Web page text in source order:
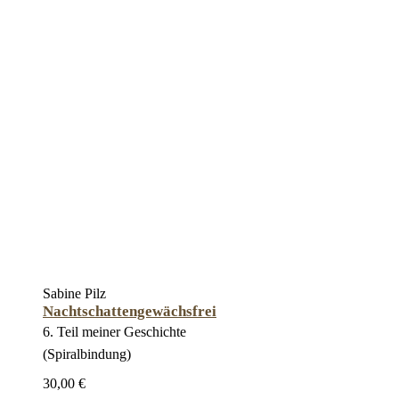
Sabine Pilz
Nachtschattengewächsfrei
6. Teil meiner Geschichte
(Spiralbindung)
30,00 €